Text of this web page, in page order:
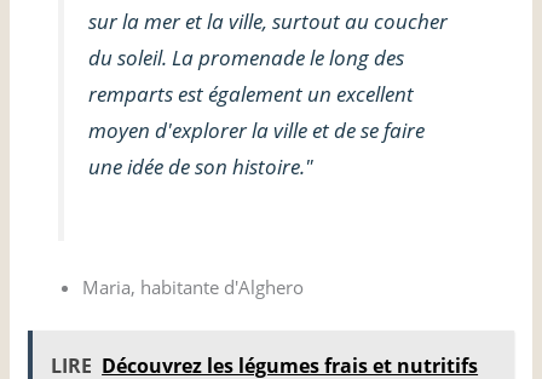
sur la mer et la ville, surtout au coucher
du soleil. La promenade le long des
remparts est également un excellent
moyen d'explorer la ville et de se faire
une idée de son histoire."
Maria, habitante d'Alghero
LIRE Découvrez les légumes frais et nutritifs